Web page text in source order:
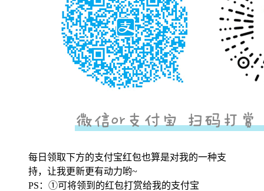
每日领取下方的支付宝红包也算是对我的一种支
持，让我更新更有动力哟~
PS：①可将领到的红包打赏给我的支付宝